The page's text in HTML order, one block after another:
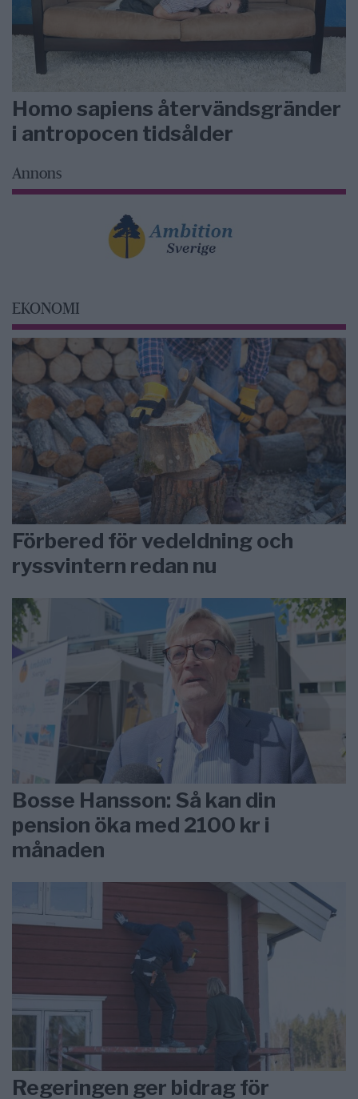
Homo sapiens återvändsgränder
i antropocen tidsålder
Annons
EKONOMI
Förbered för vedeldning och
ryssvintern redan nu
Bosse Hansson: Så kan din
pension öka med 2100 kr i
månaden
Regeringen ger bidrag för